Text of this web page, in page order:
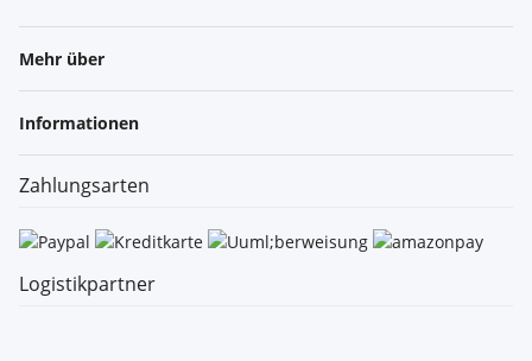
Mehr über
Informationen
Zahlungsarten
Logistikpartner